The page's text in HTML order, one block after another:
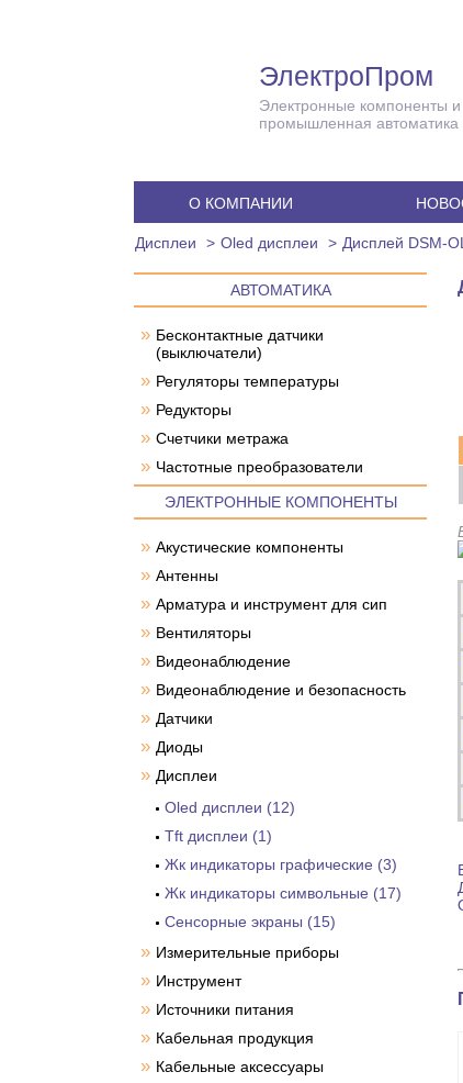
ЭлектроПром
Электронные компоненты и
промышленная автоматика
О КОМПАНИИ
Дисплеи Oled дисплеи Дисплей DSM-
АВТОМАТИКА
» Бесконтактные датчики
(выключатели)
» Регуляторы температуры
» Редукторы
» Счетчики метража
» Частотные преобразователи
ЭЛЕКТРОННЫЕ КОМПОНЕНТЫ
» Акустические компоненты
» Антенны
» Арматура и инструмент для сип
» Вентиляторы
» Видеонаблюдение
» Видеонаблюдение и безопасность
» Датчики
» Диоды
» Дисплеи
Oled дисплеи (12)
Tft дисплеи (1)
Жк индикаторы графические (3)
Жк индикаторы символьные (17)
Сенсорные экраны (15)
» Измерительные приборы
» Инструмент
» Источники питания
» Кабельная продукция
» Кабельные аксессуары